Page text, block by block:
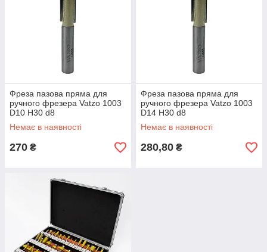
Фреза пазова пряма для
ручного фрезера Vatzo 1003
D10 H30 d8
Немає в наявності
270 ₴
Фреза пазова пряма для
ручного фрезера Vatzo 1003
D14 H30 d8
Немає в наявності
280,80 ₴